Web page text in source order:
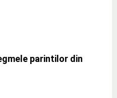
parintilor din